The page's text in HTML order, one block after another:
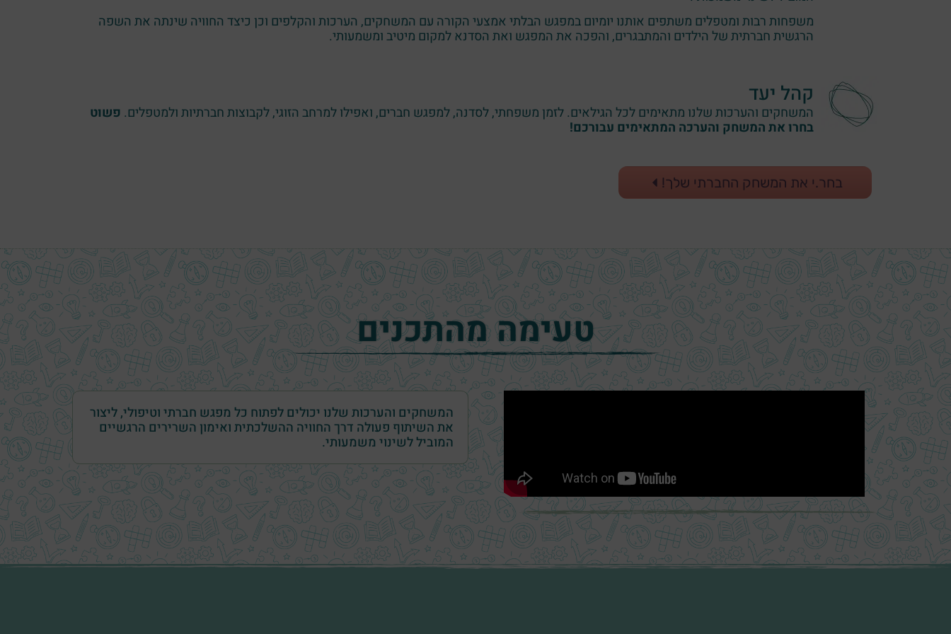
משפחות רבות ומטפלים משתפים אותנו יומיום במפגש הבלתי אמצעי הקורה עם המשחקים, הערכות והקלפים וכן כיצד החוויה שינתה את השפה
הרגשית חברתית של הילדים והמתבגרים, והפכה את המפגש ואת הסדנא למקום מיטיב ומשמעותי.
קהל יעד
המשחקים והערכות שלנו מתאימים לכל הגילאים. לזמן משפחתי, לסדנה, למפגש חברים, ואפילו למרחב הזוגי, לקבוצות חברתיות ולמטפלים. פשוט
בחרו את המשחק והערכה המתאימים עבורכם!
בחר.י את המשחק החברתי שלך!
טעימה מהתכנים
המשחקים והערכות שלנו יכולים לפתוח כל מפגש חברתי וטיפולי, ליצור
את השיתוף פעולה דרך החוויה ההשלכתית ואימון השרירים הרגשיים
המוביל לשינוי משמעותי.